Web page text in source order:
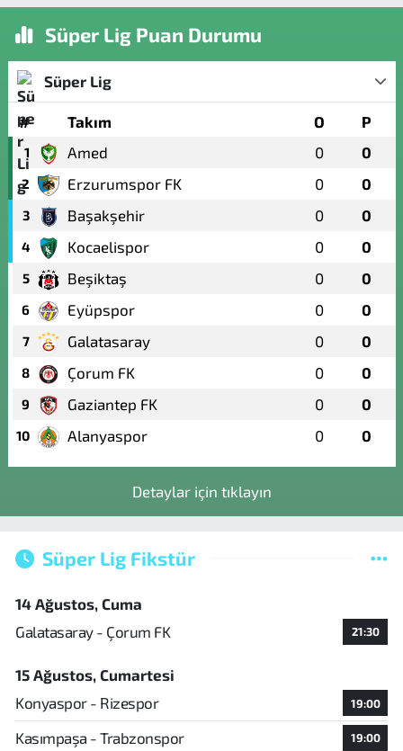
Süper Lig Puan Durumu
Süper Lig
# Takım O P
1 Amed 0 0
2 Erzurumspor FK 0 0
3 Başakşehir 0 0
4 Kocaelispor 0 0
5 Beşiktaş 0 0
6 Eyüpspor 0 0
7 Galatasaray 0 0
8 Çorum FK 0 0
9 Gaziantep FK 0 0
10 Alanyaspor 0 0
Detaylar için tıklayın
Süper Lig Fikstür
14 Ağustos, Cuma
Galatasaray - Çorum FK
21:30
15 Ağustos, Cumartesi
Konyaspor - Rizespor
19:00
Kasımpaşa - Trabzonspor 19:00